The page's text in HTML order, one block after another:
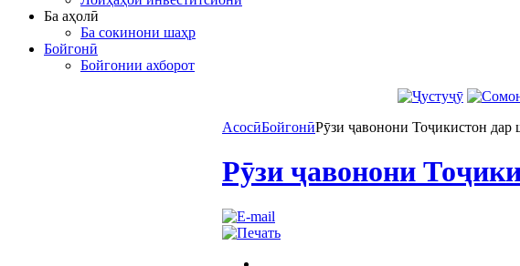
Ба аҳолӣ
Ба сокинони шаҳр
Бойгонӣ
Бойгонии ахборот
АсосӣБойгонӣРӯзи ҷавонони Тоҷикистон
Рӯзи ҷавонони